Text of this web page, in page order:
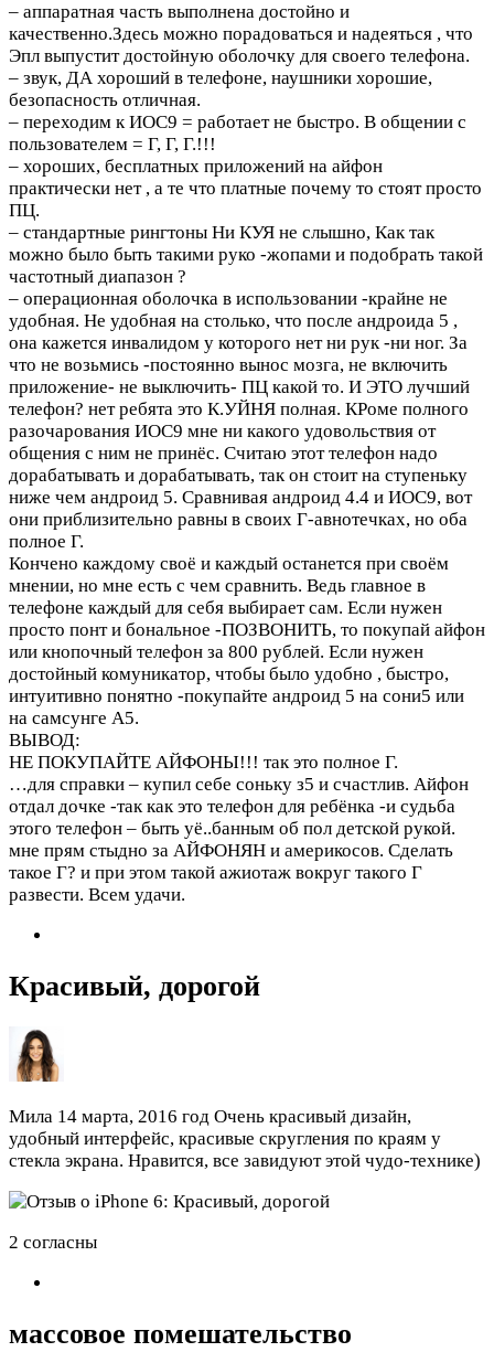
– аппаратная часть выполнена достойно и
качественно.Здесь можно порадоваться и надеяться , что
Эпл выпустит достойную оболочку для своего телефона.
– звук, ДА хороший в телефоне, наушники хорошие,
безопасность отличная.
– переходим к ИОС9 = работает не быстро. В общении с
пользователем = Г, Г, Г.!!!
– хороших, бесплатных приложений на айфон
практически нет , а те что платные почему то стоят просто
ПЦ.
– стандартные рингтоны Ни КУЯ не слышно, Как так
можно было быть такими руко -жопами и подобрать такой
частотный диапазон ?
– операционная оболочка в использовании -крайне не
удобная. Не удобная на столько, что после андроида 5 ,
она кажется инвалидом у которого нет ни рук -ни ног. За
что не возьмись -постоянно вынос мозга, не включить
приложение- не выключить- ПЦ какой то. И ЭТО лучший
телефон? нет ребята это К.УЙНЯ полная. КРоме полного
разочарования ИОС9 мне ни какого удовольствия от
общения с ним не принёс. Считаю этот телефон надо
дорабатывать и дорабатывать, так он стоит на ступеньку
ниже чем андроид 5. Сравнивая андроид 4.4 и ИОС9, вот
они приблизительно равны в своих Г-авнотечках, но оба
полное Г.
Кончено каждому своё и каждый останется при своём
мнении, но мне есть с чем сравнить. Ведь главное в
телефоне каждый для себя выбирает сам. Если нужен
просто понт и бональное -ПОЗВОНИТЬ, то покупай айфон
или кнопочный телефон за 800 рублей. Если нужен
достойный комуникатор, чтобы было удобно , быстро,
интуитивно понятно -покупайте андроид 5 на сони5 или
на самсунге А5.
ВЫВОД:
НЕ ПОКУПАЙТЕ АЙФОНЫ!!! так это полное Г.
…для справки – купил себе соньку з5 и счастлив. Айфон
отдал дочке -так как это телефон для ребёнка -и судьба
этого телефон – быть уё..банным об пол детской рукой.
мне прям стыдно за АЙФОНЯН и америкосов. Сделать
такое Г? и при этом такой ажиотаж вокруг такого Г
развести. Всем удачи.
Красивый, дорогой
Мила 14 марта, 2016 год Очень красивый дизайн,
удобный интерфейс, красивые скругления по краям у
стекла экрана. Нравится, все завидуют этой чудо-технике)
2 согласны
массовое помешательство